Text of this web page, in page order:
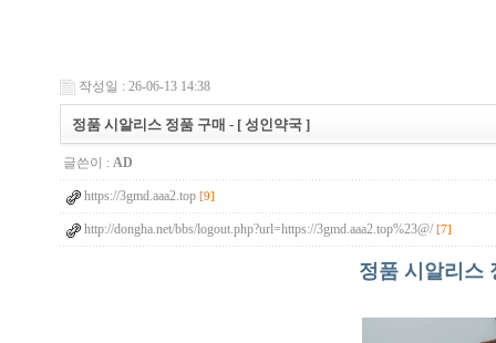
작성일 : 26-06-13 14:38
정품 시알리스 정품 구매 - [ 성인약국 ]
글쓴이 : AD
https://3gmd.aaa2.top [9]
http://dongha.net/bbs/logout.php?url=https://3gmd.aaa2.top%23@/ [7]
정품 시알리스